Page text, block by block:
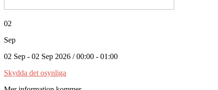
02
Sep
02 Sep - 02 Sep 2026 / 00:00 - 01:00
Skydda det osynliga